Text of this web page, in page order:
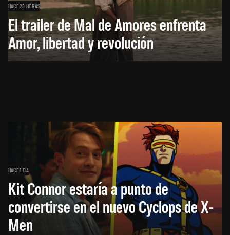
HACE 23 HORAS
El trailer de Mal de Amores enfrenta
Amor, libertad y revolución
HACE 1 DÍA
Kit Connor estaría a punto de
convertirse en el nuevo Cyclops de X-
Men